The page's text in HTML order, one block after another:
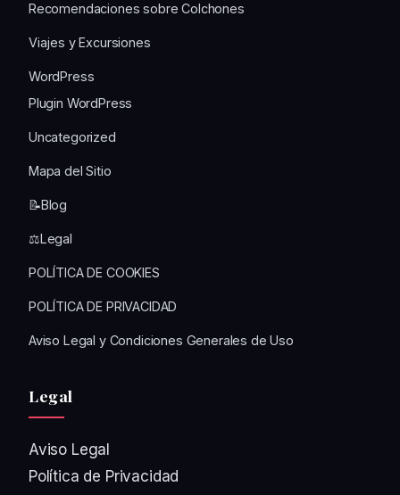
Recomendaciones sobre Colchones
Viajes y Excursiones
WordPress
Plugin WordPress
Uncategorized
Mapa del Sitio
📝Blog
⚖️Legal
POLÍTICA DE COOKIES
POLÍTICA DE PRIVACIDAD
Aviso Legal y Condiciones Generales de Uso
Legal
Aviso Legal
Política de Privacidad